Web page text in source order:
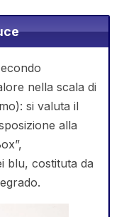
nella scala di
si valuta il
alla
blu, costituta da